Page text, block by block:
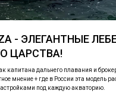
- ЭЛЕГАНТНЫЕ
ЦАРСТВА!
капитана дальнего плавания и
мнение + где в России эта модель
под каждую акваторию.